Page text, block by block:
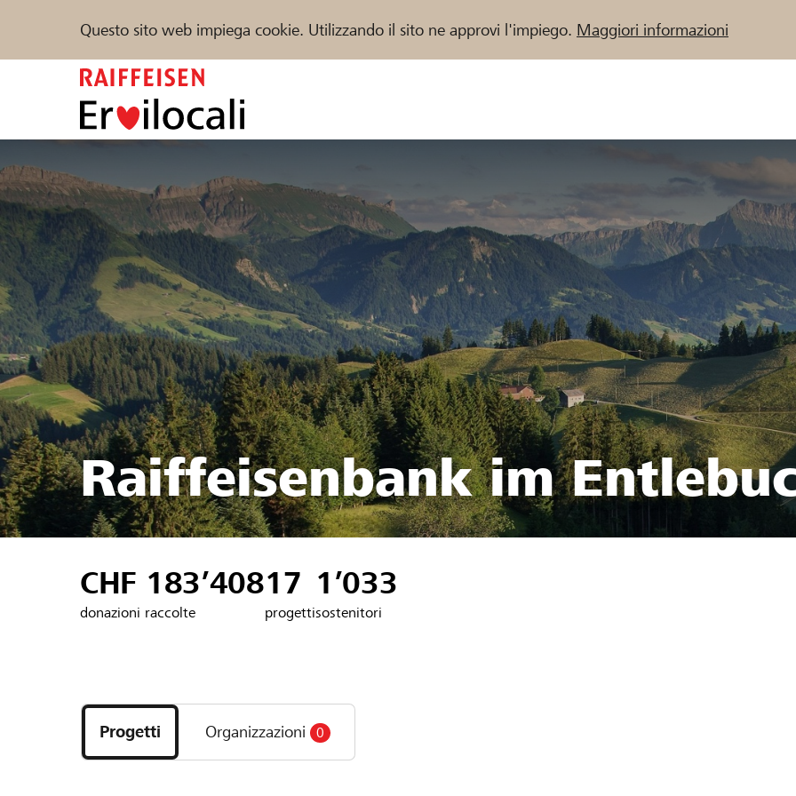
Questo sito web impiega cookie. Utilizzando il sito ne approvi l'impiego. Maggiori informazioni
Sostenere Aiuto & supporto
Trova progetti e organizzazioni
DE FR IT
Raiffeisenbank im
CHF 183’408
donazioni raccolte
17
progetti
1’033
sostenitori
i
progetti
e
Progetti Organizzazioni 0